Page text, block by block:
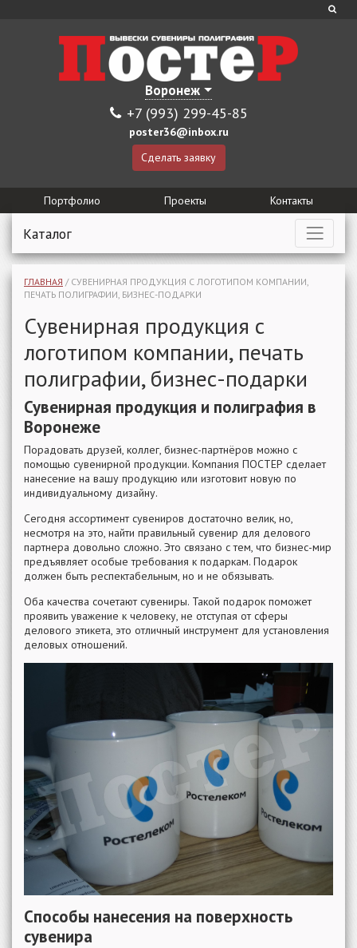
Воронеж
+7 (993) 299-45-85
poster36@inbox.ru
Сделать заявку
Портфолио Проекты Контакты
Каталог
ГЛАВНАЯ / СУВЕНИРНАЯ ПРОДУКЦИЯ С ЛОГОТИПОМ КОМПАНИИ,
ПЕЧАТЬ ПОЛИГРАФИИ, БИЗНЕС-ПОДАРКИ
Сувенирная продукция с
логотипом компании, печать
полиграфии, бизнес-подарки
Сувенирная продукция и полиграфия в
Воронеже
Порадовать друзей, коллег, бизнес-партнёров можно с
помощью сувенирной продукции. Компания ПОСТЕР сделает
нанесение на вашу продукцию или изготовит новую по
индивидуальному дизайну.
Сегодня ассортимент сувениров достаточно велик, но,
несмотря на это, найти правильный сувенир для делового
партнера довольно сложно. Это связано с тем, что бизнес-мир
предъявляет особые требования к подаркам. Подарок
должен быть респектабельным, но и не обязывать.
Оба качества сочетают сувениры. Такой подарок поможет
проявить уважение к человеку, не отступая от сферы
делового этикета, это отличный инструмент для установления
деловых отношений.
Способы нанесения на поверхность
сувенира